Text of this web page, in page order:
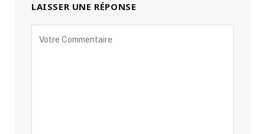
LAISSER UNE RÉPONSE